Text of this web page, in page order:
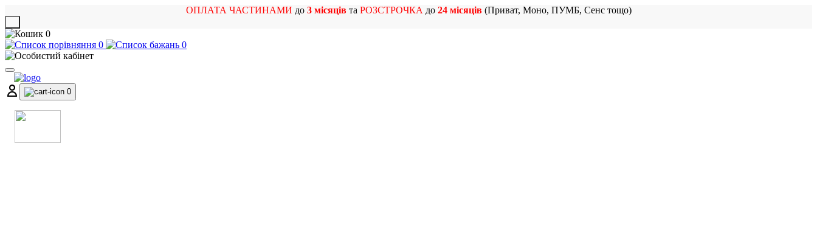
ОПЛАТА ЧАСТИНАМИ до 3 місяцівта РОЗСТРОЧКА до 24 місяців(Приват, Моно, ПУМБ, Сенс тощо)
0
0
0
0